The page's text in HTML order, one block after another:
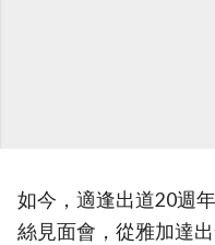
如今，適逢出道20週
絲見面會 ，從雅加達